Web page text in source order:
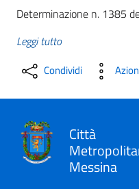
Determinazione n. 1385
Leggi tutto
Condividi
Città
Messina